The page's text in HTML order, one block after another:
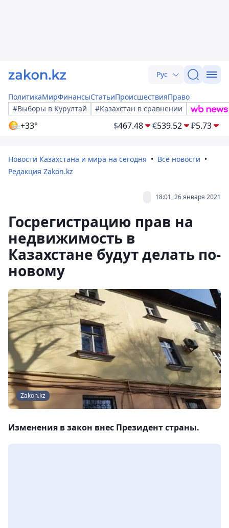
Рус
ПолитикаМирФинансыСтатьиПроисшествияПраво
#Выборы в Курултай
#Казахстан в сравнении
+33° $467.48 €539.52 ₽5.73
Новости Казахстана и мира на сегодня
Все новости
Редакция Zakon.kz
18:01, 26 января 2021
Госрегистрацию прав на
недвижимость в
Казахстане будут делать по-
новому
Zakon.kz
Изменения в закон внес Президент страны.